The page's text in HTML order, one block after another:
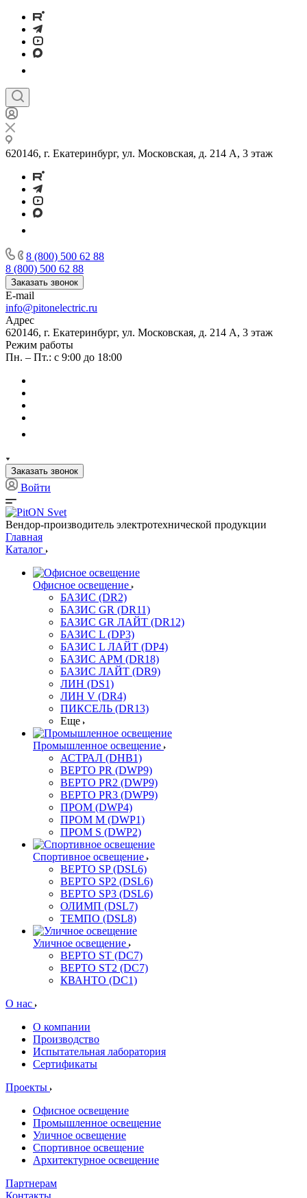
620146, г. Екатеринбург, ул. Московская, д. 214 А, 3 этаж
8 (800) 500 62 88
8 (800) 500 62 88
Заказать звонок
E-mail
info@pitonelectric.ru
Адрес
620146, г. Екатеринбург, ул. Московская, д. 214 А, 3 этаж
Режим работы
Пн. – Пт.: с 9:00 до 18:00
Заказать звонок
Войти
Вендор-производитель электротехнической продукции
Главная
Каталог
Офисное освещение
БАЗИС (DR2)
БАЗИС GR (DR11)
БАЗИС GR ЛАЙТ (DR12)
БАЗИС L (DP3)
БАЗИС L ЛАЙТ (DP4)
БАЗИС АРМ (DR18)
БАЗИС ЛАЙТ (DR9)
ЛИН (DS1)
ЛИН V (DR4)
ПИКСЕЛЬ (DR13)
Еще
Промышленное освещение
АСТРАЛ (DHB1)
ВЕРТО PR (DWP9)
ВЕРТО PR2 (DWP9)
ВЕРТО PR3 (DWP9)
ПРОМ (DWP4)
ПРОМ M (DWP1)
ПРОМ S (DWP2)
Спортивное освещение
ВЕРТО SP (DSL6)
ВЕРТО SP2 (DSL6)
ВЕРТО SP3 (DSL6)
ОЛИМП (DSL7)
ТЕМПО (DSL8)
Уличное освещение
ВЕРТО ST (DC7)
ВЕРТО ST2 (DC7)
КВАНТО (DC1)
О нас
О компании
Производство
Испытательная лаборатория
Сертификаты
Проекты
Офисное освещение
Промышленное освещение
Уличное освещение
Спортивное освещение
Архитектурное освещение
Партнерам
Контакты